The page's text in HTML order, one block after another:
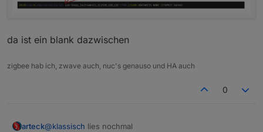
debuggen?
da ist ein blank dazwischen
zigbee hab ich, zwave auch, nuc's genauso und HA auch
0
arteck@klassisch lies nochmal